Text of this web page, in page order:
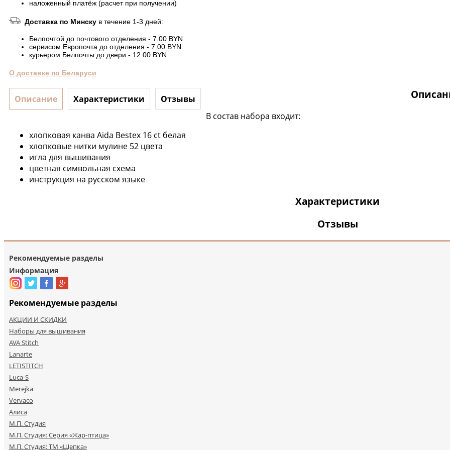
наложенный платёж (расчет при получении)
Доставка по Минску в течение 1-3 дней:
Белпочтой до почтового отделения - 7.00 BYN
сервисом Европочта до отделения - 7.00 BYN
курьером Белпочты до двери - 12.00 BYN
О доставке по Беларуси
Описание Характеристики Отзывы
В состав набора входит:
хлопковая канва Aida Bestex 16 ct белая
хлопковые нитки мулине 52 цвета
игла для вышивания
цветная символьная схема
инструкция на русском языке
Характеристики
Отзывы
Рекомендуемые разделы
Информация
Рекомендуемые разделы
АКЦИИ И СКИДКИ
Наборы для вышивания
AVA Stitch
Lanarte
LETISTITCH
Luca-S
Merejka
Vervaco
Алиса
М.П. Студия
М.П. Студия: Серия «Жар-птица»
М.П. Студия: ТМ «Щепка»